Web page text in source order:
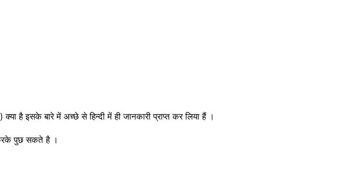
इसके बारे में अच्छे से हिन्दी में ही जानकारी प्राप्त कर लिया हैं ।
पुछ सकते है ।